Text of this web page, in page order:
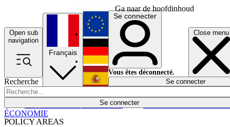
Ga naar de hoofdinhoud
Open sub
navigation
Close menu
Recherche
Se connecter
POLICY AREAS
Économie
Français
English
Deutsch
Español
Se connecter
Vous êtes déconnecté.
Se connecter
ÉCONOMIE